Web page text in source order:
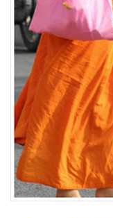
• Special Scoop
เศรษฐกิจ-ธุรกิจ
• จีน
• ชุมชน-คุณภาพชีวิต
อาชญากรรม
Motoring
• เกม
วิทยาศาสตร์
• SMEs
• หุ้น